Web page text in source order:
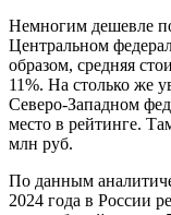
Немногим дешевле
Центральном
образом, средняя
11%. На столько же
Северо-Западном
место в рейтинге.
млн руб.
По данным
2024 года в России